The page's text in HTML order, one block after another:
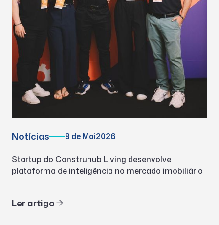
Notícias 8 de Mai2026
Startup do Construhub Living desenvolve
plataforma de inteligência no mercado imobiliário
Ler artigo